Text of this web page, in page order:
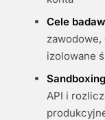
Cele
izolowane
API i